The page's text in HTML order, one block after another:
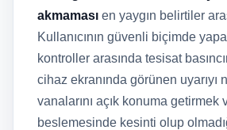
akmaması en yaygın belirtiler
Kullanıcının güvenli biçimde
kontroller arasında tesisat
cihaz ekranında görünen uyarıyı
vanalarını açık konuma getirmek
beslemesinde kesinti olup